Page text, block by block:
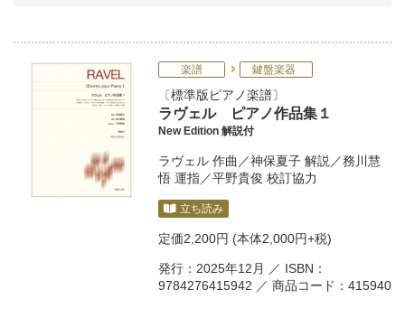
楽譜 鍵盤楽器
標準版ピアノ楽譜
ラヴェル ピアノ作品集１
New Edition 解説付
ラヴェル 作曲／神保夏子 解説／務川慧
悟 運指／平野貴俊 校訂協力
立ち読み
定価2,200円 (本体2,000円+税)
発行：2025年12月 ／ ISBN：
9784276415942 ／ 商品コード：415940